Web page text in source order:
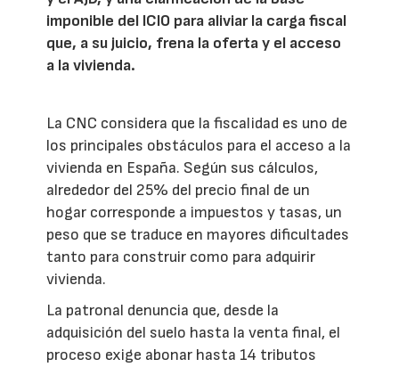
imponible del ICIO para aliviar la carga fiscal
que, a su juicio, frena la oferta y el acceso
a la vivienda.
La CNC considera que la fiscalidad es uno de
los principales obstáculos para el acceso a la
vivienda en España. Según sus cálculos,
alrededor del 25% del precio final de un
hogar corresponde a impuestos y tasas, un
peso que se traduce en mayores dificultades
tanto para construir como para adquirir
vivienda.
La patronal denuncia que, desde la
adquisición del suelo hasta la venta final, el
proceso exige abonar hasta 14 tributos